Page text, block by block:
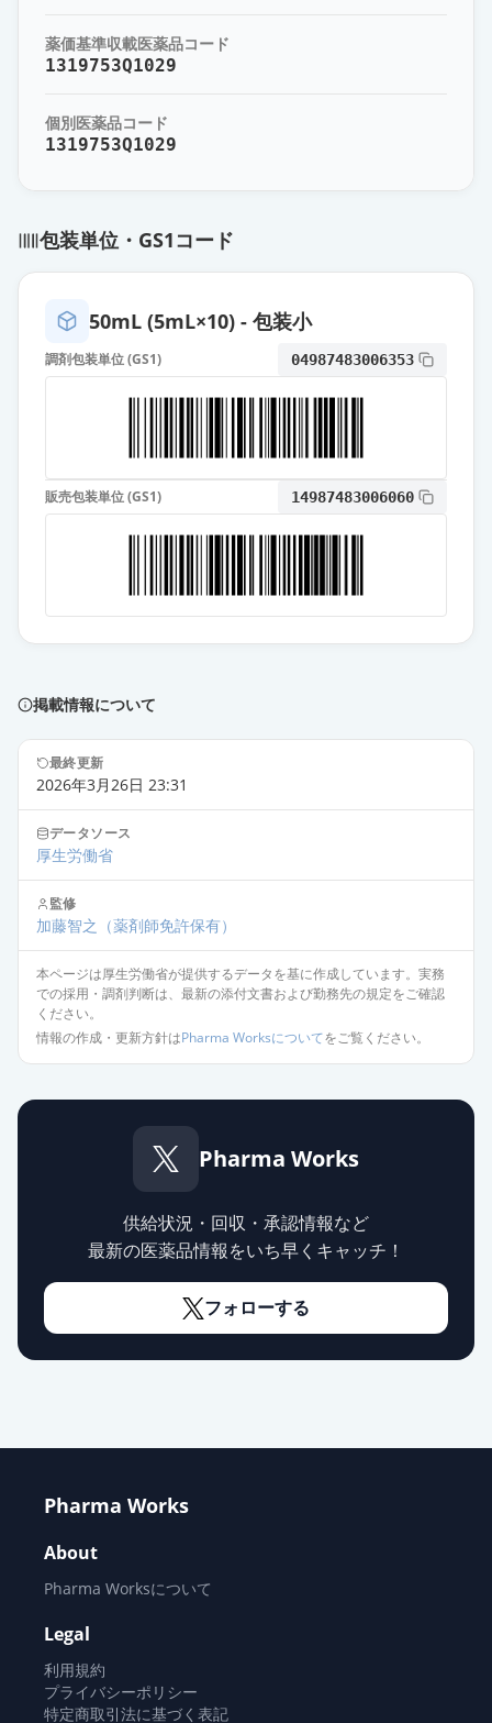
薬価基準収載医薬品コード
1319753Q1029
個別医薬品コード
1319753Q1029
包装単位・GS1コード
50mL (5mL×10) - 包装小
調剤包装単位 (GS1) 04987483006353
販売包装単位 (GS1) 14987483006060
掲載情報について
最終更新
2026年3月26日 23:31
データソース
厚生労働省
監修
加藤智之 （薬剤師免許保有）
本ページは厚生労働省が提供するデータを基に作成しています。実務
での採用・調剤判断は、最新の添付文書および勤務先の規定をご確認
ください。
情報の作成・更新方針はPharma Worksについてをご覧ください。
Pharma Works
供給状況・回収・承認情報など
最新の医薬品情報をいち早くキャッチ！
フォローする
Pharma Works
About
Pharma Worksについて
Legal
利用規約
プライバシーポリシー
特定商取引法に基づく表記